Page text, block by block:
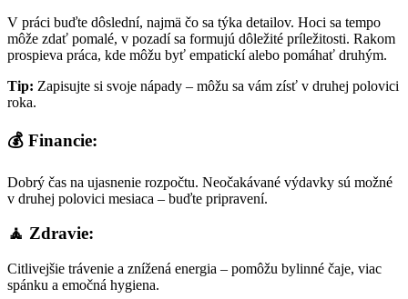
V práci buďte dôslední, najmä čo sa týka detailov. Hoci sa tempo
môže zdať pomalé, v pozadí sa formujú dôležité príležitosti. Rakom
prospieva práca, kde môžu byť empatickí alebo pomáhať druhým.
Tip: Zapisujte si svoje nápady – môžu sa vám zísť v druhej polovici
roka.
💰 Financie:
Dobrý čas na ujasnenie rozpočtu. Neočakávané výdavky sú možné
v druhej polovici mesiaca – buďte pripravení.
🧘 Zdravie:
Citlivejšie trávenie a znížená energia – pomôžu bylinné čaje, viac
spánku a emočná hygiena.